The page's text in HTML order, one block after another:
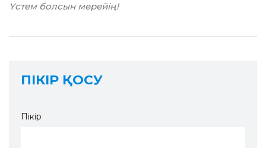
Үстем болсын мерейің!
ПІКІР ҚОСУ
Пікір